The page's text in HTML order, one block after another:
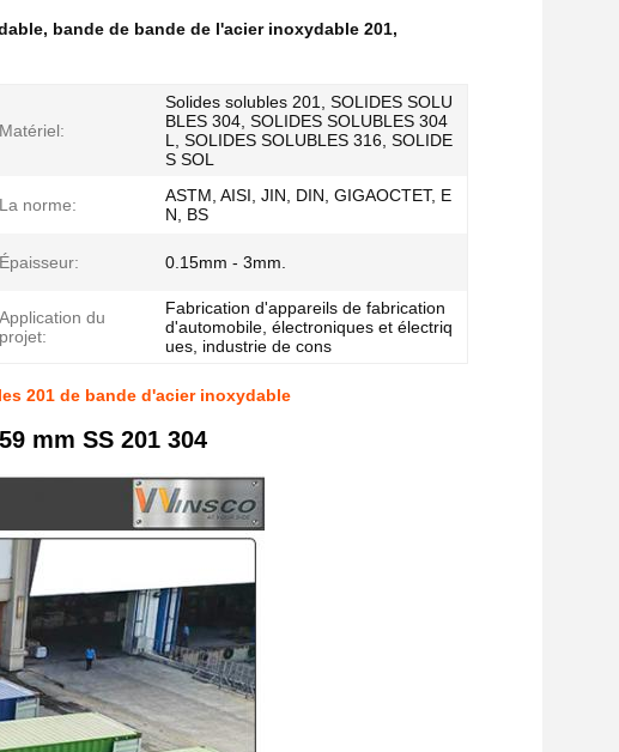
, bande de bande de l'acier inoxydable 201,
Matériel:
Solides solubles 201, SOLIDES SOLU
BLES 304, SOLIDES SOLUBLES 304
L, SOLIDES SOLUBLES 316, SOLIDE
S SOL
La norme:
ASTM, AISI, JIN, DIN, GIGAOCTET, E
N, BS
Épaisseur: 0.15mm - 3mm.
Application du
projet:
Fabrication d'appareils de fabrication
d'automobile, électroniques et électriq
ues, industrie de cons
201 de bande d'acier inoxydable
mm SS 201 304